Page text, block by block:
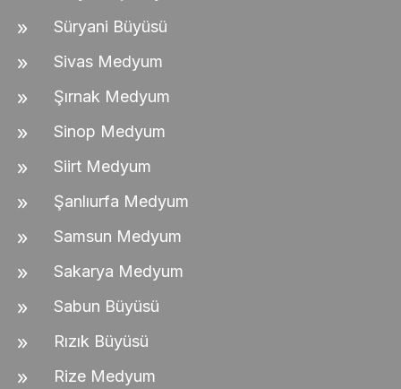
Süryani Büyüsü
Sivas Medyum
Şırnak Medyum
Sinop Medyum
Siirt Medyum
Şanlıurfa Medyum
Samsun Medyum
Sakarya Medyum
Sabun Büyüsü
Rızık Büyüsü
Rize Medyum